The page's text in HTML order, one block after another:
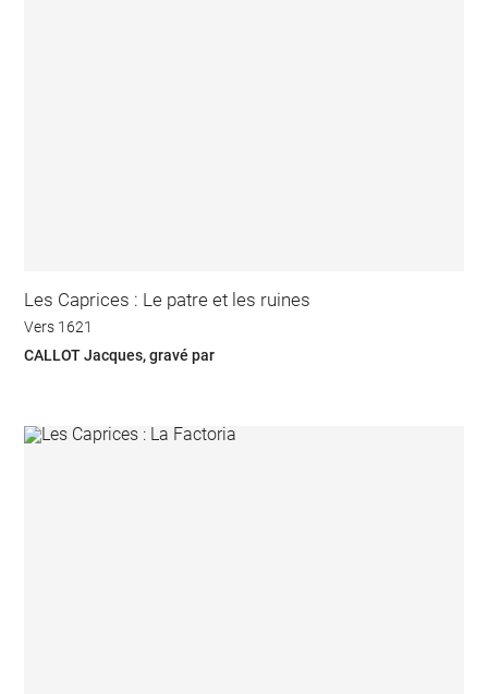
Les Caprices : Le patre et les ruines
Vers 1621
CALLOT Jacques, gravé par